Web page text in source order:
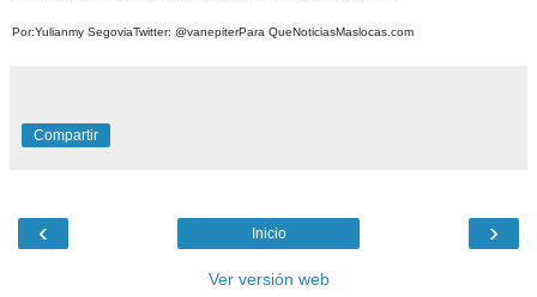
Por:Yulianmy SegoviaTwitter: @vanepiterPara QueNoticiasMaslocas.com
Compartir
‹ ›
Inicio
Ver versión web